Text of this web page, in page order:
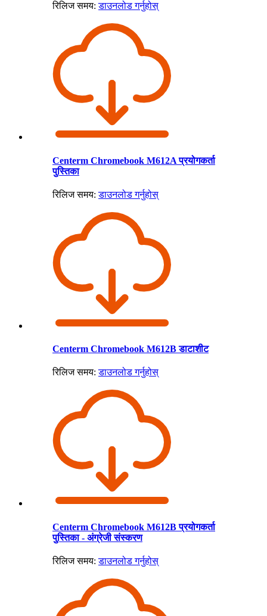
रिलिज समय: डाउनलोड गर्नुहोस्
Centerm Chromebook M612A प्रयोगकर्ता
पुस्तिका
रिलिज समय: डाउनलोड गर्नुहोस्
Centerm Chromebook M612B डाटाशीट
रिलिज समय: डाउनलोड गर्नुहोस्
Centerm Chromebook M612B प्रयोगकर्ता
पुस्तिका - अंग्रेजी संस्करण
रिलिज समय: डाउनलोड गर्नुहोस्